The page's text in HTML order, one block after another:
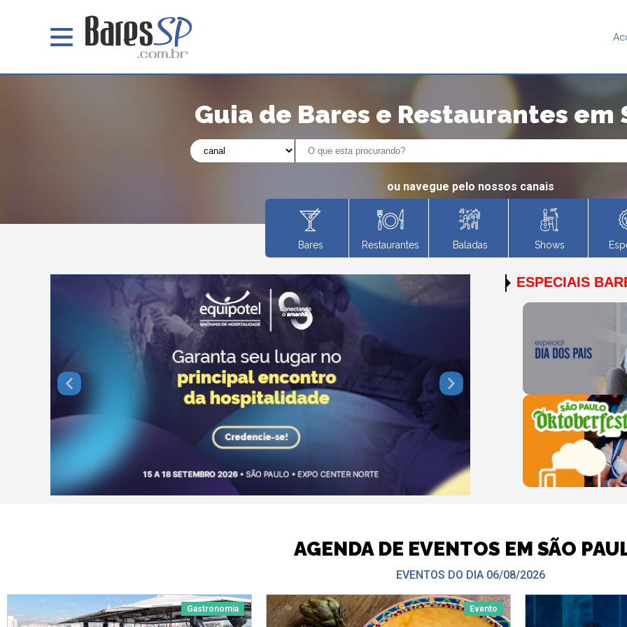
Guia de Bares e Restaurantes em
ou navegue pelo nossos canais
Bares Restaurantes Baladas Shows
ESPECIAIS
AGENDA DE EVENTOS EM SÃO
EVENTOS DO DIA 06/08/2026
Gastronomia Evento